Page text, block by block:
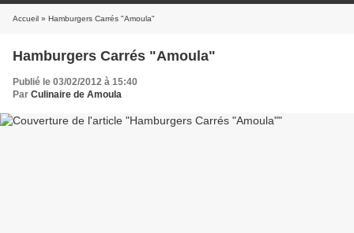
Accueil » Hamburgers Carrés "Amoula"
Hamburgers Carrés "Amoula"
Publié le 03/02/2012 à 15:40
Par Culinaire de Amoula